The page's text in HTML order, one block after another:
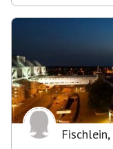
Fischlein,